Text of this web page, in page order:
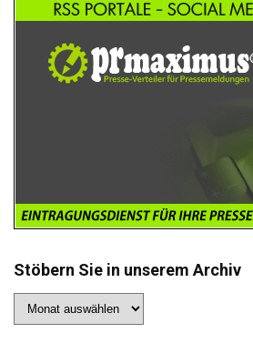
Stöbern Sie in unserem Archiv
Sie